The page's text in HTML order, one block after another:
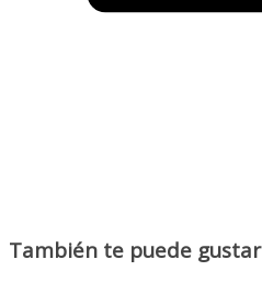
También te puede gustar